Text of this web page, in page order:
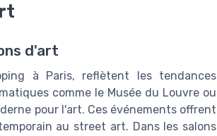
d'art
à Paris, reflètent les tendances
comme le Musée du Louvre ou
pour l'art. Ces événements offrent
au street art. Dans les salons